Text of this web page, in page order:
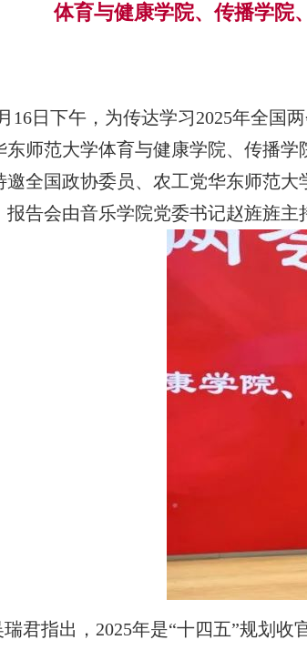
体育与健康学院、传播学院
16日下午，为传达学习2025年全国
东师范大学体育与健康学院、传播
邀全国政协委员、农工党华东师范
报告会由音乐学院党委书记赵旌旌主
瑞君指出，2025年是“十四五”规划收